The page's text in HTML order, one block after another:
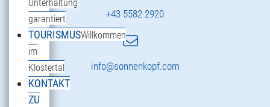
Unterhaltung
garantiert
TOURISMUSWillkommen
im
Klostertal
KONTAKT
ZU
+43 5582 2920
info@sonnenkopf.com